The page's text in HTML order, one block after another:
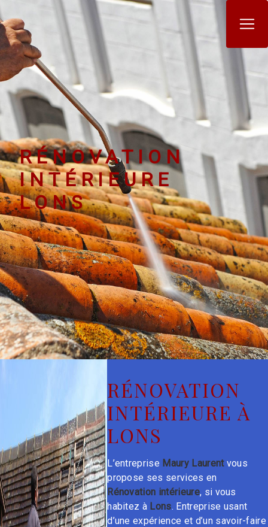
RÉNOVATION
INTÉRIEURE
LONS
RÉNOVATION
INTÉRIEURE À
LONS
L’entreprise Maury Laurentvous
propose ses services en
Rénovation intérieure, si vous
habitez à Lons. Entreprise usant
d’une expérience et d’un savoir-faire
Panneau de gestion des cookies